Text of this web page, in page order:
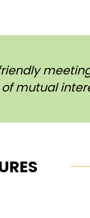
mutual